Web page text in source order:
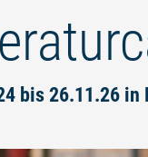
bis 26.11.26 in